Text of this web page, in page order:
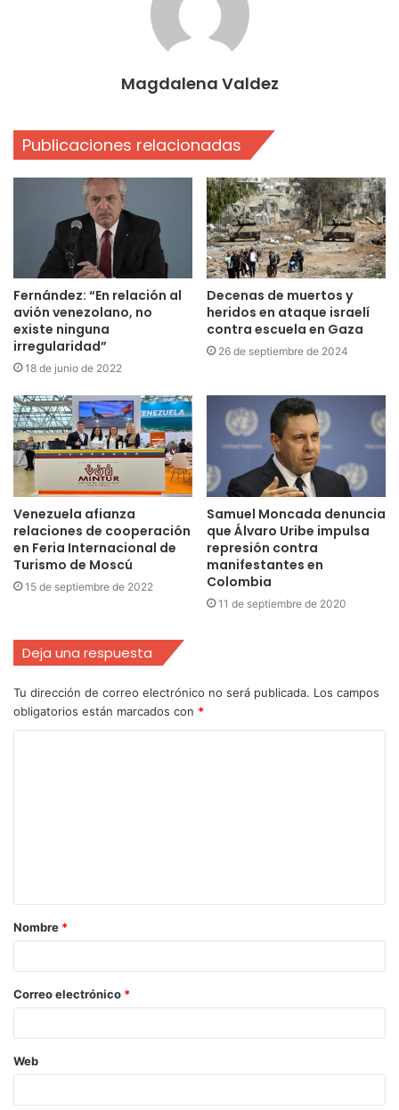
Magdalena Valdez
Publicaciones relacionadas
Fernández: “En relación al
avión venezolano, no
existe ninguna
irregularidad”
18 de junio de 2022
Decenas de muertos y
heridos en ataque israelí
contra escuela en Gaza
26 de septiembre de 2024
Venezuela afianza
relaciones de cooperación
en Feria Internacional de
Turismo de Moscú
15 de septiembre de 2022
Samuel Moncada denuncia
que Álvaro Uribe impulsa
represión contra
manifestantes en
Colombia
11 de septiembre de 2020
Deja una respuesta
Tu dirección de correo electrónico no será publicada. Los campos
obligatorios están marcados con *
Nombre *
Correo electrónico *
Web